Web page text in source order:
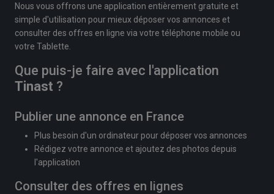
Nous vous offrons une application entièrement gratuite et
simple d'utilisation pour mieux déposer vos annonces et
consulter des offres en ligne via votre téléphone mobile ou
votre Tablette.
Que puis-je faire avec l'application
Tinast ?
Publier une annonce en France
Plus besoin d'un ordinateur pour déposer vos annonces
Rédigez votre annonce et ajoutez des photos depuis
l'application
Consulter des offres en lignes